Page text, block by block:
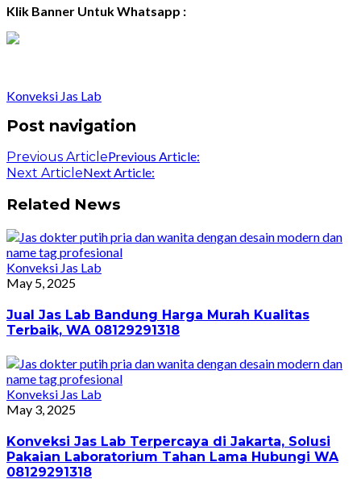
Klik Banner Untuk Whatsapp :
Konveksi Jas Lab
Post navigation
Previous ArticlePrevious Article:
Next ArticleNext Article:
Related News
Konveksi Jas Lab
May 5, 2025
Jual Jas Lab Bandung Harga Murah Kualitas
Terbaik, WA 08129291318
Konveksi Jas Lab
May 3, 2025
Konveksi Jas Lab Terpercaya di Jakarta, Solusi
Pakaian Laboratorium Tahan Lama Hubungi WA
08129291318